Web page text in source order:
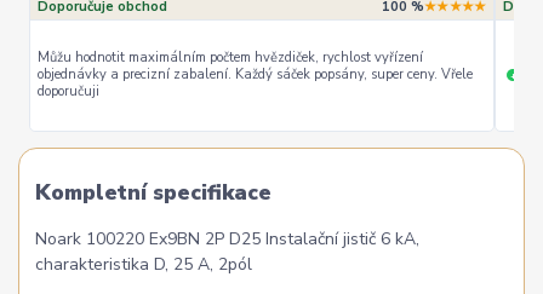
Doporučuje obchod 100 %★★★★★
Můžu hodnotit maximálním počtem hvězdiček, rychlost vyřízení
objednávky a precizní zabalení. Každý sáček popsány, super ceny. Vřele
doporučuji
+
Kompletní specifikace
Noark 100220 Ex9BN 2P D25 Instalační jistič 6 kA,
charakteristika D, 25 A, 2pól